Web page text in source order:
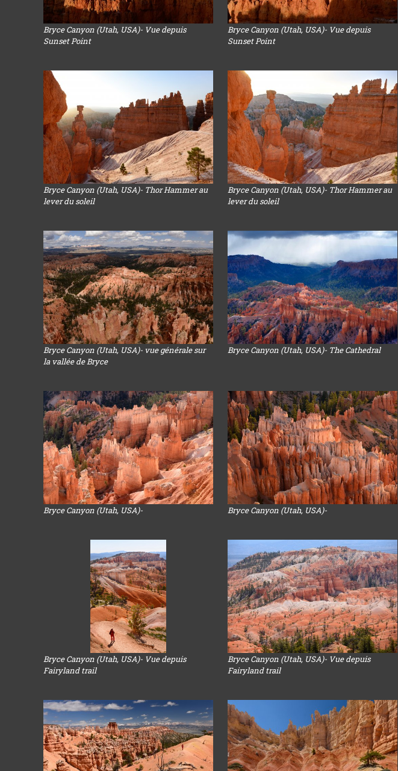
Bryce Canyon (Utah, USA)- Vue depuis
Sunset Point
Bryce Canyon (Utah, USA)- Vue depuis
Sunset Point
Bryce Canyon (Utah, USA)- Thor Hammer au
lever du soleil
Bryce Canyon (Utah, USA)- Thor Hammer au
lever du soleil
Bryce Canyon (Utah, USA)- vue générale sur
la vallée de Bryce
Bryce Canyon (Utah, USA)- The Cathedral
Bryce Canyon (Utah, USA)- Bryce Canyon (Utah, USA)-
Bryce Canyon (Utah, USA)- Vue depuis
Fairyland trail
Bryce Canyon (Utah, USA)- Vue depuis
Fairyland trail